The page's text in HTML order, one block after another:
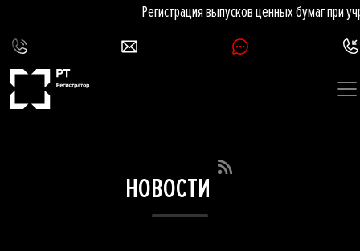
Регистрация выпусков ценных бумаг при
НОВОСТИ